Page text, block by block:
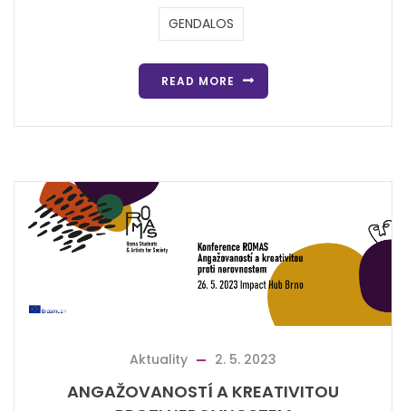
GENDALOS
READ MORE
Aktuality 2. 5. 2023
ANGAŽOVANOSTÍ A KREATIVITOU